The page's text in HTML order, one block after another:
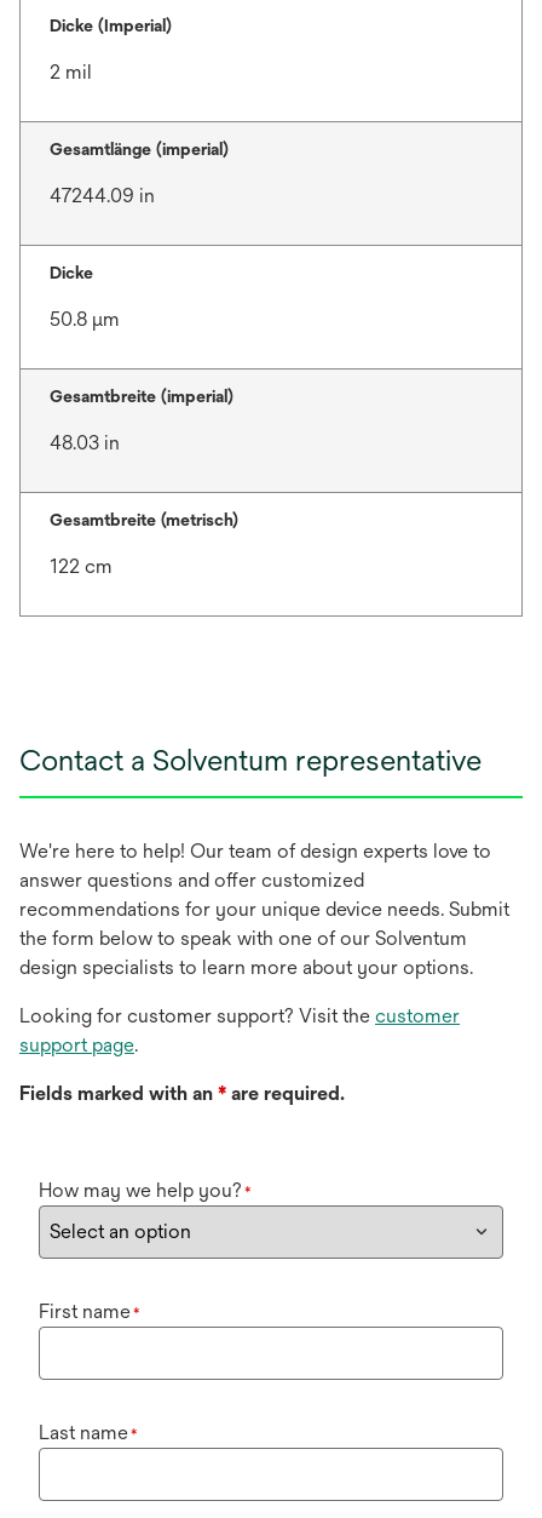
Dicke (Imperial)
2 mil
Gesamtlänge (imperial)
47244.09 in
Dicke
50.8 μm
Gesamtbreite (imperial)
48.03 in
Gesamtbreite (metrisch)
122 cm
Contact a Solventum representative
We're here to help! Our team of design experts love to
answer questions and offer customized
recommendations for your unique device needs. Submit
the form below to speak with one of our Solventum
design specialists to learn more about your options.
Looking for customer support? Visit the customer
support page.
Fields marked with an * are required.
How may we help you? *
First name*
Last name*